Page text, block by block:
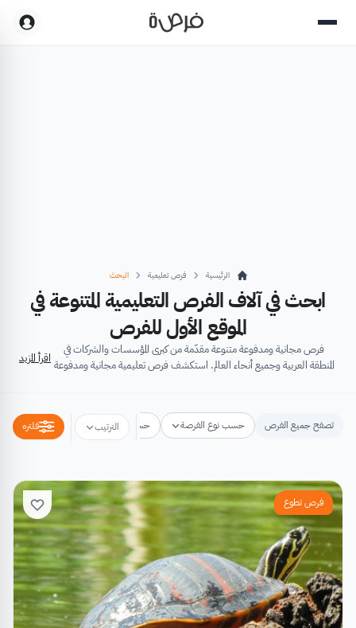
الرئيسية فرص تعليمية البحث
ابحث في آلاف الفرص التعليمية المتنوعة في
الموقع الأول للفرص
فرص مجانية ومدفوعة متنوعة مقدّمة من كبرى المؤسسات والشركات في
المنطقة العربية وجميع أنحاء العالم. استكشف فرص تعليمية مجانية ومدفوعة
الخبرات وبناء القدرات.
اقرأ المزيد
تصفح جميع الفرص حسب نوع الفرصة حسب مكان الفرصة حسب الترتيب فلتره
فرص تطوع